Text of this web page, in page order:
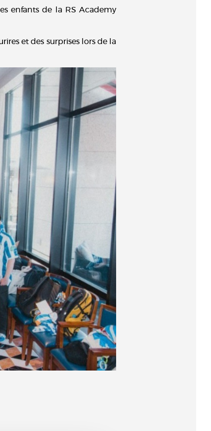
enfants de la RS Academy
et des surprises lors de la